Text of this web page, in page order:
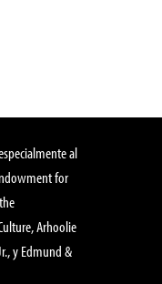
al
for
Arhoolie
y Edmund &